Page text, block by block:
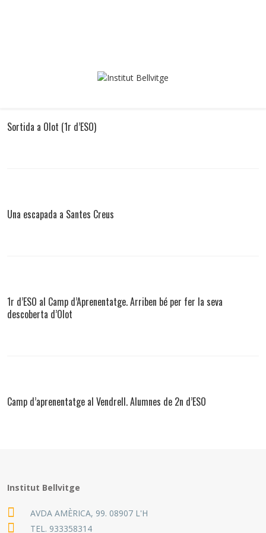
Sortida a Olot (1r d’ESO)
Una escapada a Santes Creus
1r d’ESO al Camp d’Aprenentatge. Arriben bé per fer la seva
descoberta d’Olot
Camp d’aprenentatge al Vendrell. Alumnes de 2n d’ESO
Institut Bellvitge
AVDA AMÈRICA, 99. 08907 L'H
TEL. 933358314